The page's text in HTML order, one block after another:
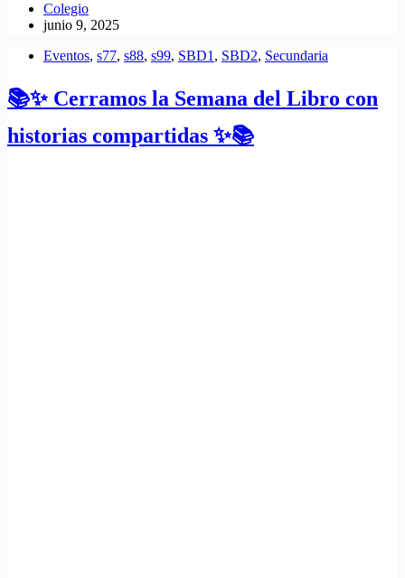
Colegio
junio 9, 2025
Eventos, s77, s88, s99, SBD1 , SBD2, Secundaria
📚✨ Cerramos la Semana del Libro con
historias compartidas ✨📚